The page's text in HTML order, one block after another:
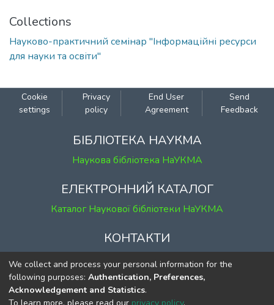
Collections
Науково-практичний семінар "Інформаційні ресурси
для науки та освіти"
Cookie
settings
Privacy
policy
End User
Agreement
Send
Feedback
БІБЛІОТЕКА НАУКМА
Наукова бібліотека НаУКМА
ЕЛЕКТРОННИЙ КАТАЛОГ
Каталог Наукової бібліотеки НаУКМА
КОНТАКТИ
м. Київ, вул. Григорія Сковороди, 2
к. 1, к. 120
тел. (044) 463-69-31
We collect and process your personal information for the
following purposes: Authentication, Preferences,
Acknowledgement and Statistics.